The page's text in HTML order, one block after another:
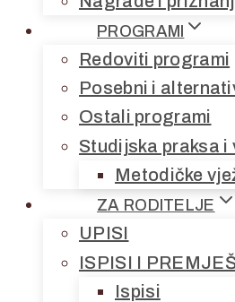
PROGRAMI
Redoviti programi
Posebni i
Ostali programi
Studijska praksa i
Metodičke
ZA RODITELJE
UPISI
ISPISI I
Ispisi